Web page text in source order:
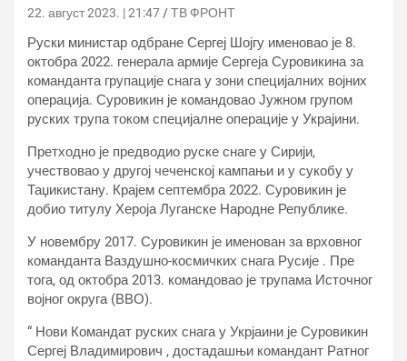
22. август 2023. | 21:47 ТВ ФРОНТ
Руски министар одбране Сергеј Шојгу именовао је 8.
октобра 2022. генерала армије Сергеја Суровикина за
команданта групације снага у зони специјалних војних
операција. Суровикин је командовао Јужном групом
руских трупа током специјалне операције у Украјини.
Претходно је предводио руске снаге у Сирији,
учествовао у другој чеченској кампањи и у сукобу у
Таџикистану. Крајем септембра 2022. Суровикин је
добио титулу Хероја Луганске Народне Републике.
У новембру 2017. Суровикин је именован за врховног
команданта Ваздушно-космичких снага Русије . Пре
тога, од октобра 2013. командовао је трупама Источног
војног округа (ВВО).
“ Нови Командат руских снага у Укрјаини је Суровикин
Сергеј Владимирович , достадашњи командант Ратног